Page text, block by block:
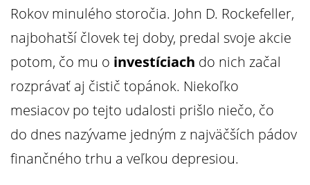
Rokov minulého storočia. John D. Rockefeller,
najbohatší človek tej doby, predal svoje akcie
potom, čo mu o investíciach do nich začal
rozprávať aj čistič topánok. Niekoľko
mesiacov po tejto udalosti prišlo niečo, čo
do dnes nazývame jedným z najväčších pádov
finančného trhu a veľkou depresiou.